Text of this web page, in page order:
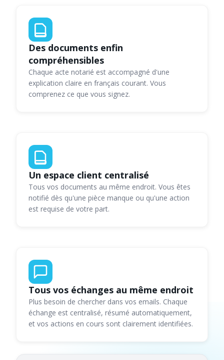
Des documents enfin
compréhensibles
Chaque acte notarié est accompagné d'une
explication claire en français courant. Vous
comprenez ce que vous signez.
Un espace client centralisé
Tous vos documents au même endroit. Vous êtes
notifié dès qu'une pièce manque ou qu'une action
est requise de votre part.
Tous vos échanges au même endroit
Plus besoin de chercher dans vos emails. Chaque
échange est centralisé, résumé automatiquement,
et vos actions en cours sont clairement identifiées.